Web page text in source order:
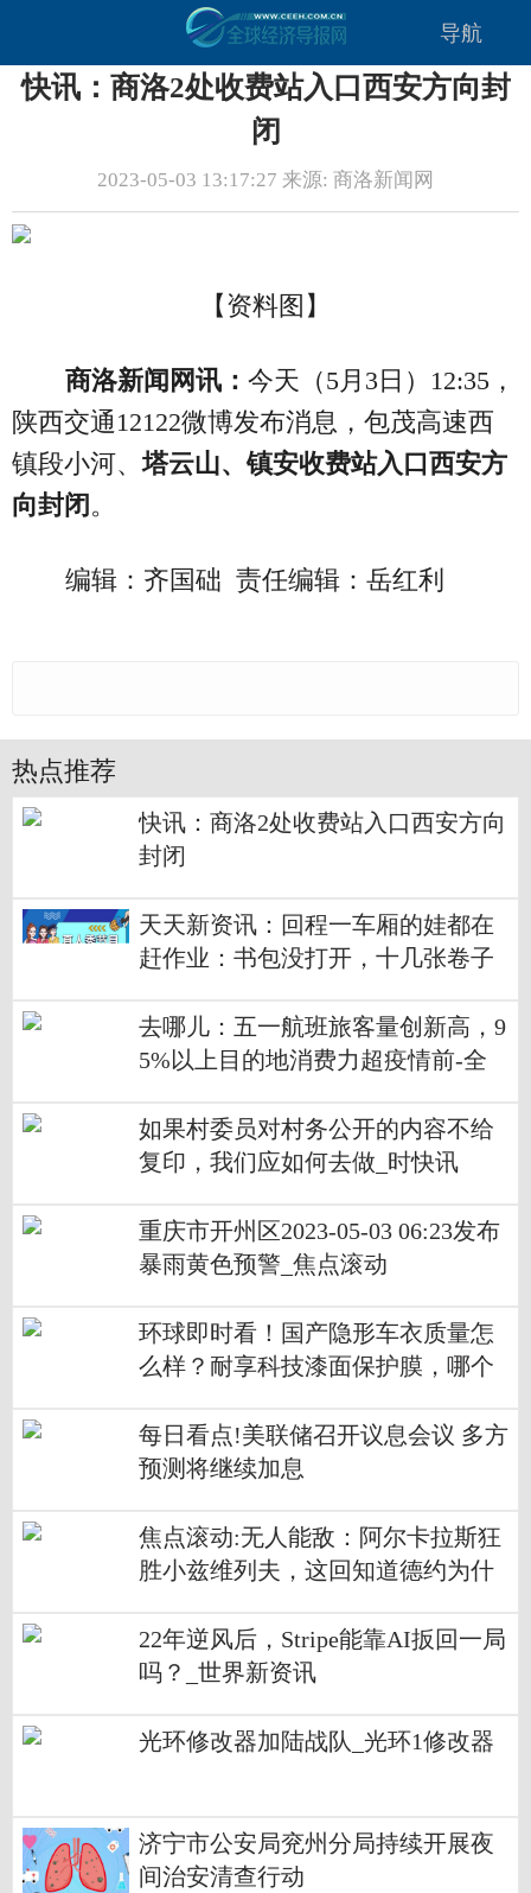
导航
快讯：商洛2处收费站入口西安方向封
闭
2023-05-03 13:17:27 来源: 商洛新闻网
【资料图】
商洛新闻网讯： 今天（5月3日）12:35，
陕西交通12122微博发布消息，包茂高速西
镇段小河、塔云山、镇安收费站入口西安方
向封闭 。
编辑：齐国础 责任编辑：岳红利
热点推荐
快讯：商洛2处收费站入口西安方向
封闭
天天新资讯：回程一车厢的娃都在
赶作业：书包没打开，十几张卷子
去哪儿：五一航班旅客量创新高，9
5%以上目的地消费力超疫情前-全
如果村委员对村务公开的内容不给
复印，我们应如何去做_时快讯
重庆市开州区2023-05-03 06:23发布
暴雨黄色预警_焦点滚动
环球即时看！国产隐形车衣质量怎
么样？耐享科技漆面保护膜，哪个
每日看点!美联储召开议息会议 多方
预测将继续加息
焦点滚动:无人能敌：阿尔卡拉斯狂
胜小兹维列夫，这回知道德约为什
22年逆风后，Stripe能靠AI扳回一局
吗？_世界新资讯
光环修改器加陆战队_光环1修改器
济宁市公安局兖州分局持续开展夜
间治安清查行动